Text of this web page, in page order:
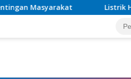
Listrik Hadir, Harapan Tumbuh: